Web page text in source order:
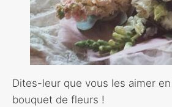
Dites-leur que vous les aimer
bouquet de fleurs !